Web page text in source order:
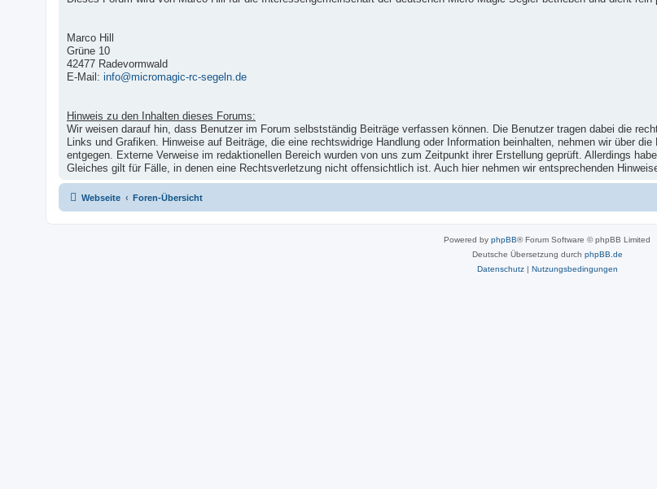
Marco Hill
Grüne 10
42477 Radevormwald
E-Mail: info@micromagic-rc-segeln.de
Hinweis zu den Inhalten dieses Forums:
Wir weisen darauf hin, dass Benutzer im Forum selbstständig Beiträge verfassen können. Die Benutzer tragen dabei die
Links und Grafiken. Hinweise auf Beiträge, die eine rechtswidrige Handlung oder Information beinhalten, nehmen wir über
entgegen. Externe Verweise im redaktionellen Bereich wurden von uns zum Zeitpunkt ihrer Erstellung geprüft. Allerdings
Gleiches gilt für Fälle, in denen eine Rechtsverletzung nicht offensichtlich ist. Auch hier nehmen wir entsprechenden
Webseite Foren-Übersicht
Powered by phpBB® Forum Software © phpBB Limited
Deutsche Übersetzung durch phpBB.de
Datenschutz| Nutzungsbedingungen